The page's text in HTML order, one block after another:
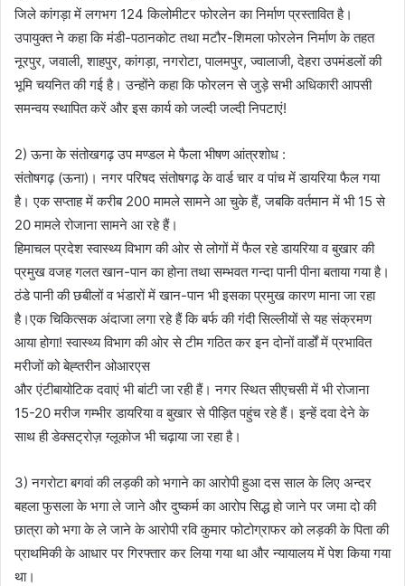
जिले कांगड़ा में लगभग 124 किलोमीटर फोरलेन का निर्माण प्रस्तावित है।
उपायुक्त ने कहा कि मंडी-पठानकोट तथा मटौर-शिमला फोरलेन निर्माण के तहत
नूरपुर, जवाली, शाहपुर, कांगड़ा, नगरोटा, पालमपुर, ज्वालाजी, देहरा उपमंडलों की
भूमि चयनित की गई है। उन्होंने कहा कि फोरलन से जुड़े सभी अधिकारी आपसी
समन्वय स्थापित करें और इस कार्य को जल्दी जल्दी निपटाएं!
2) ऊना के संतोखगढ़ उप मण्डल मे फैला भीषण आंत्रशोध :
संतोषगढ़ (ऊना)। नगर परिषद संतोषगढ़ के वार्ड चार व पांच में डायरिया फैल गया
है। एक सप्ताह में करीब 200 मामले सामने आ चुके हैं, जबकि वर्तमान में भी 15 से
20 मामले रोजाना सामने आ रहे हैं।
हिमाचल प्रदेश स्वास्थ्य विभाग की ओर से लोगों में फैल रहे डायरिया व बुखार की
प्रमुख वजह गलत खान-पान का होना तथा सम्भवत गन्दा पानी पीना बताया गया है।
ठंडे पानी की छबीलों व भंडारों में खान-पान भी इसका प्रमुख कारण माना जा रहा
है।एक चिकित्सक अंदाजा लगा रहे हैं कि बर्फ की गंदी सिल्लीयों से यह संक्रमण
आया होगा! स्वास्थ्य विभाग की ओर से टीम गठित कर इन दोनों वार्डों में प्रभावित
मरीजों को बेह्तरीन ओआरएस
और एंटीबायोटिक दवाएं भी बांटी जा रही हैं। नगर स्थित सीएचसी में भी रोजाना
15-20 मरीज गम्भीर डायरिया व बुखार से पीड़ित पहुंच रहे हैं। इन्हें दवा देने के
साथ ही डेक्सट्रोज़ ग्लूकोज भी चढ़ाया जा रहा है।
3) नगरोटा बगवां की लड़की को भगाने का आरोपी हुआ दस साल के लिए अन्दर
बहला फुसला के भगा ले जाने और दुष्कर्म का आरोप सिद्ध हो जाने पर जमा दो की
छात्रा को भगा के ले जाने के आरोपी रवि कुमार फोटोग्राफर को लड़की के पिता की
प्राथमिकी के आधार पर गिरफ्तार कर लिया गया था और न्यायालय में पेश किया गया
था।